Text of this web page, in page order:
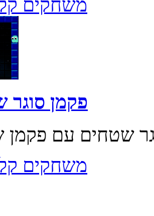
משחקים
פקמן סוגר
משחקים